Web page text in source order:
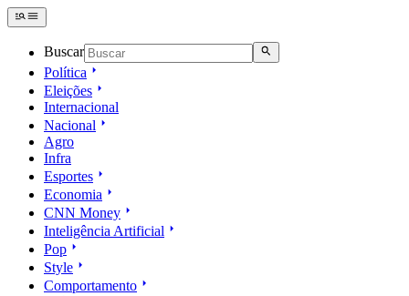
Buscar
Política
Eleições
Internacional
Nacional
Agro
Infra
Esportes
Economia
CNN Money
Inteligência Artificial
Pop
Style
Comportamento